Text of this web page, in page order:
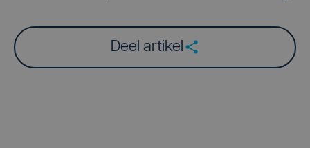
Deel artikel